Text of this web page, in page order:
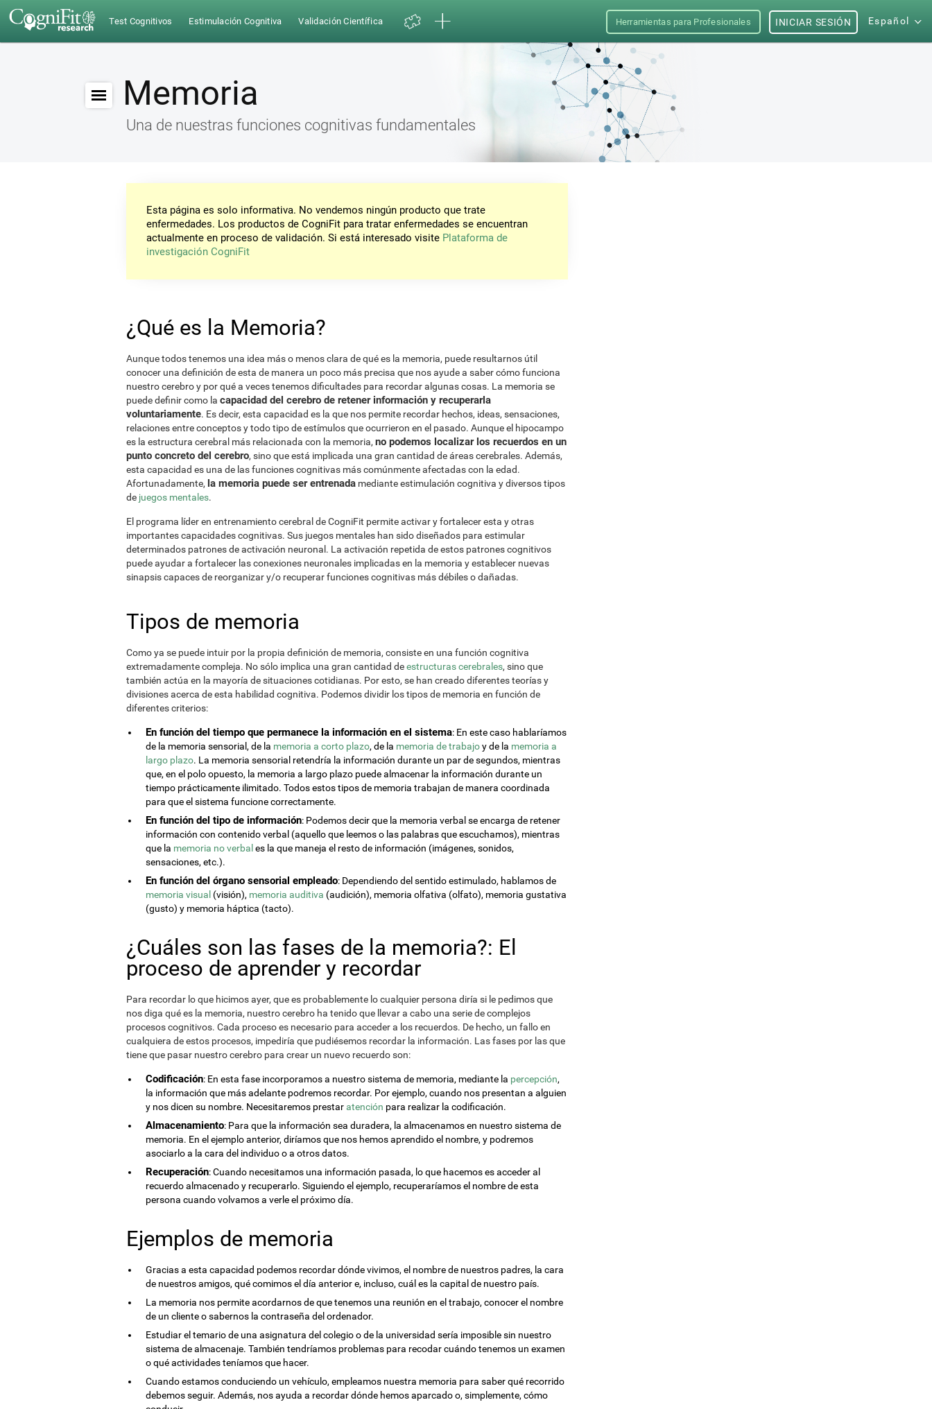
Test Cognitivos Estimulación Cognitiva Validación Científica Herramientas para Profesionales Español
INICIAR SESIÓN
Memoria
Una de nuestras funciones cognitivas fundamentales
Esta página es solo informativa. No vendemos ningún producto que trate
enfermedades. Los productos de CogniFit para tratar enfermedades se encuentran
actualmente en proceso de validación. Si está interesado visite Plataforma de
investigación CogniFit
¿Qué es la Memoria?
Aunque todos tenemos una idea más o menos clara de qué es la memoria, puede resultarnos útil
conocer una definición de esta de manera un poco más precisa que nos ayude a saber cómo funciona
nuestro cerebro y por qué a veces tenemos dificultades para recordar algunas cosas. La memoria se
puede definir como la capacidad del cerebro de retener información y recuperarla
voluntariamente. Es decir, esta capacidad es la que nos permite recordar hechos, ideas, sensaciones,
relaciones entre conceptos y todo tipo de estímulos que ocurrieron en el pasado. Aunque el hipocampo
es la estructura cerebral más relacionada con la memoria, no podemos localizar los recuerdos en un
punto concreto del cerebro, sino que está implicada una gran cantidad de áreas cerebrales. Además,
esta capacidad es una de las funciones cognitivas más comúnmente afectadas con la edad.
Afortunadamente, la memoria puede ser entrenada mediante estimulación cognitiva y diversos tipos
de juegos mentales.
El programa líder en entrenamiento cerebral de CogniFit permite activar y fortalecer esta y otras
importantes capacidades cognitivas. Sus juegos mentales han sido diseñados para estimular
determinados patrones de activación neuronal. La activación repetida de estos patrones cognitivos
puede ayudar a fortalecer las conexiones neuronales implicadas en la memoria y establecer nuevas
sinapsis capaces de reorganizar y/o recuperar funciones cognitivas más débiles o dañadas.
Tipos de memoria
Como ya se puede intuir por la propia definición de memoria, consiste en una función cognitiva
extremadamente compleja. No sólo implica una gran cantidad deestructuras cerebrales, sino que
también actúa en la mayoría de situaciones cotidianas. Por esto, se han creado diferentes teorías y
divisiones acerca de esta habilidad cognitiva. Podemos dividir los tipos de memoria en función de
diferentes criterios:
En función del tiempo que permanece la información en el sistema: En este caso hablaríamos
de la memoria sensorial, de la memoria a corto plazo, de la memoria de trabajoy de la memoria a
largo plazo. La memoria sensorial retendría la información durante un par de segundos, mientras
que, en el polo opuesto, la memoria a largo plazo puede almacenar la información durante un
tiempo prácticamente ilimitado. Todos estos tipos de memoria trabajan de manera coordinada
para que el sistema funcione correctamente.
En función del tipo de información: Podemos decir que la memoria verbal se encarga de retener
información con contenido verbal (aquello que leemos o las palabras que escuchamos), mientras
que la memoria no verbal es la que maneja el resto de información (imágenes, sonidos,
sensaciones, etc.).
En función del órgano sensorial empleado: Dependiendo del sentido estimulado, hablamos de
memoria visual (visión), memoria auditiva (audición), memoria olfativa (olfato), memoria gustativa
(gusto) y memoria háptica (tacto).
¿Cuáles son las fases de la memoria?: El
proceso de aprender y recordar
Para recordar lo que hicimos ayer, que es probablemente lo cualquier persona diría si le pedimos que
nos diga qué es la memoria, nuestro cerebro ha tenido que llevar a cabo una serie de complejos
procesos cognitivos. Cada proceso es necesario para acceder a los recuerdos. De hecho, un fallo en
cualquiera de estos procesos, impediría que pudiésemos recordar la información. Las fases por las que
tiene que pasar nuestro cerebro para crear un nuevo recuerdo son:
Codificación: En esta fase incorporamos a nuestro sistema de memoria, mediante la percepción,
la información que más adelante podremos recordar. Por ejemplo, cuando nos presentan a alguien
y nos dicen su nombre. Necesitaremos prestaratención para realizar la codificación.
Almacenamiento: Para que la información sea duradera, la almacenamos en nuestro sistema de
memoria. En el ejemplo anterior, diríamos que nos hemos aprendido el nombre, y podremos
asociarlo a la cara del individuo o a otros datos.
Recuperación: Cuando necesitamos una información pasada, lo que hacemos es acceder al
recuerdo almacenado y recuperarlo. Siguiendo el ejemplo, recuperaríamos el nombre de esta
persona cuando volvamos a verle el próximo día.
Ejemplos de memoria
Gracias a esta capacidad podemos recordar dónde vivimos, el nombre de nuestros padres, la cara
de nuestros amigos, qué comimos el día anterior e, incluso, cuál es la capital de nuestro país.
La memoria nos permite acordarnos de que tenemos una reunión en el trabajo, conocer el nombre
de un cliente o sabernos la contraseña del ordenador.
Estudiar el temario de una asignatura del colegio o de la universidad sería imposible sin nuestro
sistema de almacenaje. También tendríamos problemas para recodar cuándo tenemos un examen
o qué actividades teníamos que hacer.
Cuando estamos conduciendo un vehículo, empleamos nuestra memoria para saber qué recorrido
debemos seguir. Además, nos ayuda a recordar dónde hemos aparcado o, simplemente, cómo